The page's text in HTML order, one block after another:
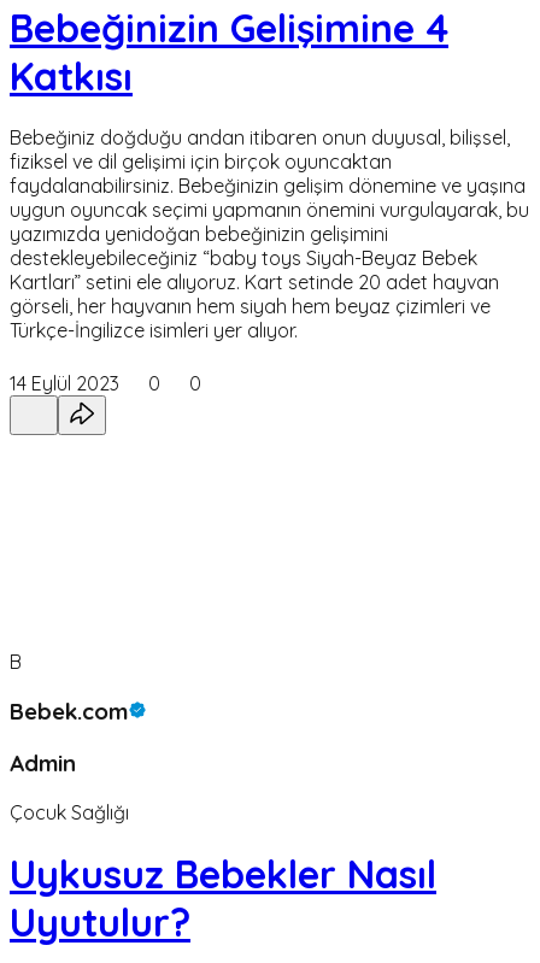
Bebeğinizin Gelişimine 4
Katkısı
Bebeğiniz doğduğu andan itibaren onun duyusal, bilişsel,
fiziksel ve dil gelişimi için birçok oyuncaktan
faydalanabilirsiniz. Bebeğinizin gelişim dönemine ve yaşına
uygun oyuncak seçimi yapmanın önemini vurgulayarak, bu
yazımızda yenidoğan bebeğinizin gelişimini
destekleyebileceğiniz “baby toys Siyah-Beyaz Bebek
Kartları” setini ele alıyoruz. Kart setinde 20 adet hayvan
görseli, her hayvanın hem siyah hem beyaz çizimleri ve
Türkçe-İngilizce isimleri yer alıyor.
14 Eylül 2023 0 0
B
Bebek.com
Admin
Çocuk Sağlığı
Uykusuz Bebekler Nasıl
Uyutulur?